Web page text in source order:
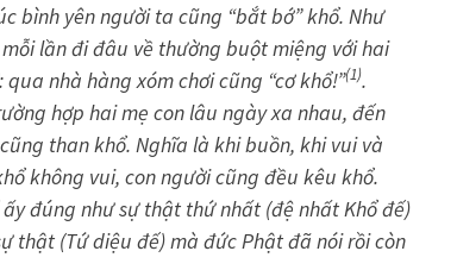
bình yên người ta cũng “bắt bớ” khổ. Như
lần đi đâu về thường buột miệng với hai
qua nhà hàng xóm chơi cũng “cơ khổ!”(1).
hợp hai mẹ con lâu ngày xa nhau, đến
than khổ. Nghĩa là khi buồn, khi vui và
không vui, con người cũng đều kêu khổ.
ấy đúng như sự thật thứ nhất (đệ nhất Khổ đế)
thật (Tứ diệu đế) mà đức Phật đã nói rồi còn